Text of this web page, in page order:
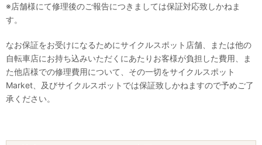
※店舗様にて修理後のご報告につきましては保証対応致しかねま
す。
なお保証をお受けになるためにサイクルスポット店舗、または他の
自転車店にお持ち込みいただくにあたりお客様が負担した費用、ま
た他店様での修理費用について、その一切をサイクルスポット
Market、及びサイクルスポットでは保証致しかねますので予めご了
承ください。